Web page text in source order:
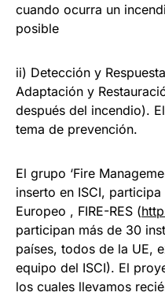
cuando ocurra un
posible
ii) Detección y
Adaptación y
después del incendio).
tema de prevención.
El grupo ‘Fire
inserto en ISCI,
Europeo , FIRE-RES (
participan más de 30
países, todos de la UE,
equipo del ISCI). El
los cuales llevamos